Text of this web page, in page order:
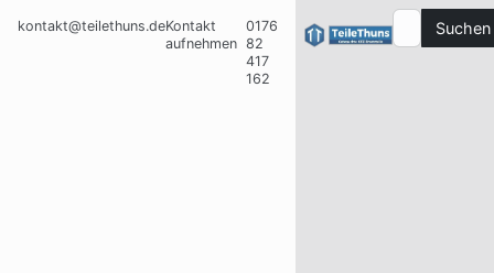
kontakt@teilethuns.deKontakt
aufnehmen
0176
82
417
162
Suchen